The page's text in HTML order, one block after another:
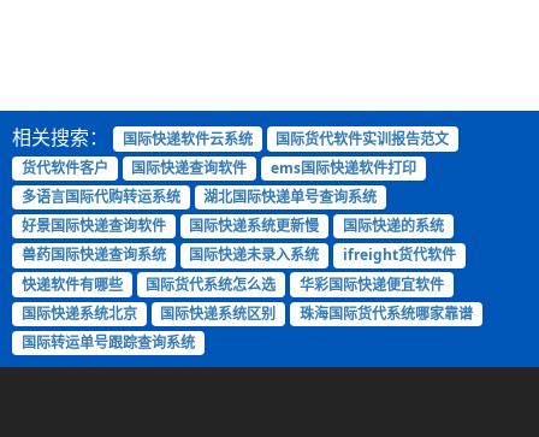
相关搜索： 国际快递软件云系统
国际货代软件实训报告范文
货代软件客户
国际快递查询软件
ems国际快递软件打印
多语言国际代购转运系统
湖北国际快递单号查询系统
好景国际快递查询软件
国际快递系统更新慢
国际快递的系统
兽药国际快递查询系统
国际快递未录入系统
ifreight货代软件
快递软件有哪些
国际货代系统怎么选
华彩国际快递便宜软件
国际快递系统北京
国际快递系统区别
珠海国际货代系统哪家靠谱
国际转运单号跟踪查询系统